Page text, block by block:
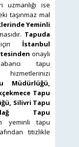
uzmanlığı ise
taşınmaz mal
Yeminli
Tapuda
İstanbul
onaylı
tapu
hizmetlerinizi
Müdürlüğü,
Tapu
Silivri Tapu
Tapu
yeminli tapu
titizlikle